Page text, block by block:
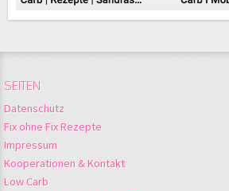
SEITEN
Datenschutz
Fix ohne Fix Rezepte
Impressum
Kooperationen & Kontakt
Low Carb